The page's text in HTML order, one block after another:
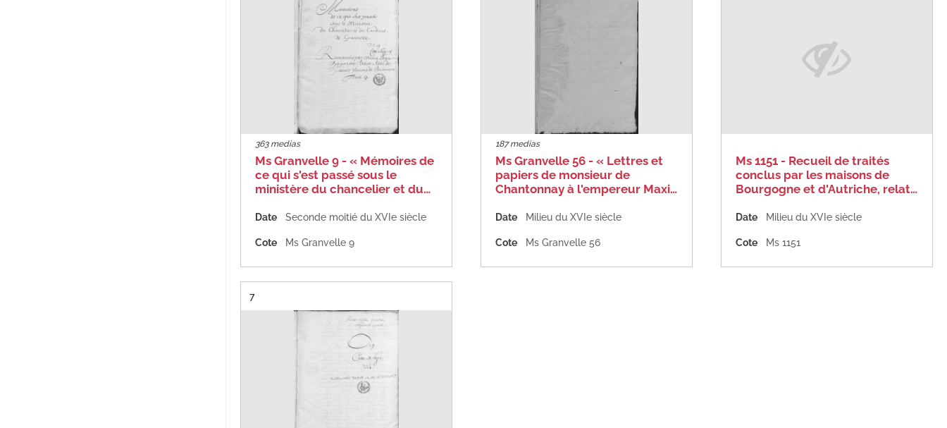
363 medias
Ms Granvelle 9 - « Mémoires de
ce qui s'est passé sous le
ministère du chancelier et du…
Date Seconde moitié du XVIe siècle
Cote Ms Granvelle 9
187 medias
Ms Granvelle 56 - « Lettres et
papiers de monsieur de
Chantonnay à l'empereur Maxi…
Date Milieu du XVIe siècle
Cote Ms Granvelle 56
Ms 1151 - Recueil de traités
conclus par les maisons de
Bourgogne et d'Autriche, relat…
Date Milieu du XVIe siècle
Cote Ms 1151
Résultat n°
7